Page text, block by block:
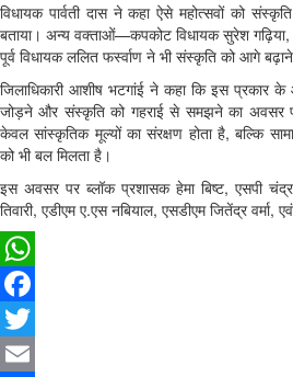
विधायक पार्वती दास ने कहा ऐसे महोत्सवों को
बताया। अन्य वक्ताओं—कपकोट विधायक सुरेश
पूर्व विधायक ललित फर्स्वाण ने भी संस्कृति को आगे
जिलाधिकारी आशीष भटगांई ने कहा कि इस प्रकार
जोड़ने और संस्कृति को गहराई से समझने का अवसर
केवल सांस्कृतिक मूल्यों का संरक्षण होता है, बल्कि
को भी बल मिलता है।
इस अवसर पर ब्लॉक प्रशासक हेमा बिष्ट, एसपी
तिवारी, एडीएम ए.एस नबियाल, एसडीएम जितेंद्र वर्मा,
WhatsApp
Facebook
Twitter